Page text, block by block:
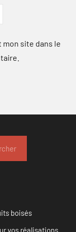
site dans le
boisés
vos réalisations